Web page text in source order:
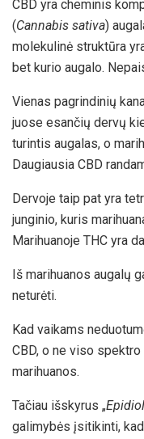
CBD yra cheminis
(Cannabis sativa)
molekulinė struktūra
bet kurio augalo.
Vienas pagrindinių
juose esančių dervų
turintis augalas, o
Daugiausia CBD
Dervoje taip pat yra
junginio, kuris
Marihuanoje THC yra
Iš marihuanos augalų
neturėti.
Kad vaikams
CBD, o ne viso spektro
marihuanos.
Tačiau išskyrus „
galimybės įsitikinti,